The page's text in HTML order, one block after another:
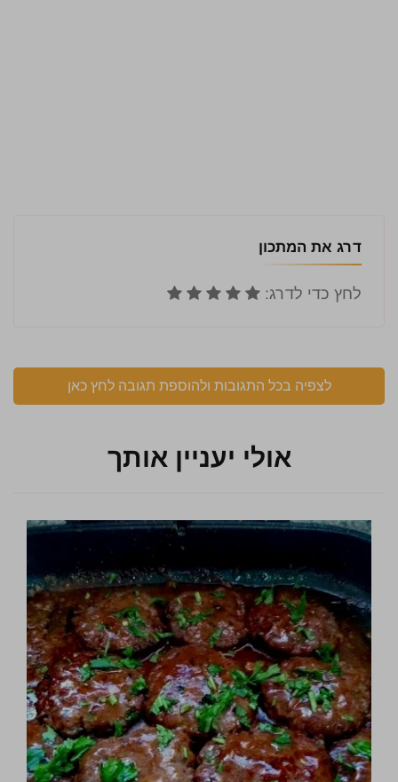
דרג את המתכון
לצפיה בכל התגובות ולהוספת תגובה לחץ כאן
אולי יעניין אותך